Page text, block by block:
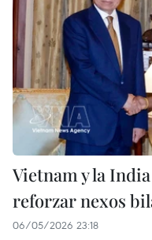
Vietnam y la
reforzar nexos
06/05/2026 23:18